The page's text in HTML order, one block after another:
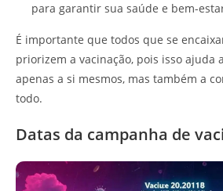
para garantir sua saúde e bem-
É importante que todos que se
priorizem a vacinação, pois isso ajuda
apenas a si mesmos, mas também a
todo.
Datas da campanha de